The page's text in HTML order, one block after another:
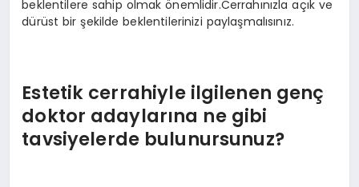
beklentilere sahip olmak önemlidir.Cerrahınızla açık ve
dürüst bir şekilde beklentilerinizi paylaşmalısınız.
Estetik cerrahiyle ilgilenen genç
doktor adaylarına ne gibi
tavsiyelerde bulunursunuz?